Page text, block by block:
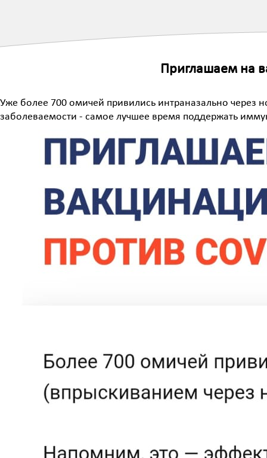
Приглашаем на
Уже более 700 омичей привились интраназально через
заболеваемости - самое лучшее время поддержать